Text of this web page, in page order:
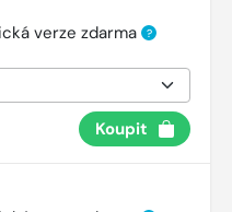
verze zdarma ?
Koupit